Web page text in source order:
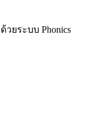
ยระบบ Phonics